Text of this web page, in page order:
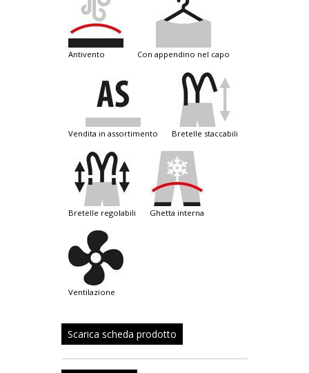
antivento con appendino nel capo
vendita in assortimento bretelle staccabili
bretelle regolabili ghetta interna
ventilazione
Scarica scheda prodotto